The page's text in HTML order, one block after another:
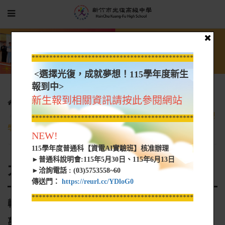
光復新聞
大學營隊資訊
轉知 萬能科技大學資訊工程系舉辦「傳說對決JS萬爵盃」，歡迎
學生踴躍參加
大學營隊資訊
轉知 萬能科技大學資訊工程系舉辦「傳說對決JS
萬爵盃」，歡迎學生踴躍參加
*****************************************************
<選擇光復，成就夢想！115學年度新生
報到中>
新生報到相關資訊請按此參閱網站
*****************************************************
NEW!
115學年度普通科【資電AI實驗班】核准辦理
►普通科說明會:115年5月30日、115年6月13日
►洽詢電話 : (03)5753558~60
傳送門： https://reurl.cc/YDloG0
*****************************************************